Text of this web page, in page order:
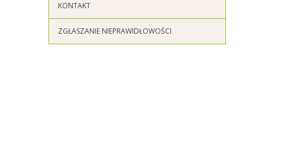
KONTAKT
ZGŁASZANIE NIEPRAWIDŁOWOŚCI